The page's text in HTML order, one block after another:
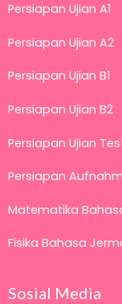
Persiapan Ujian A1
Persiapan Ujian A2
Persiapan Ujian B1
Persiapan Ujian B2
Persiapan Ujian
Persiapan
Matematika
Fisika Bahasa
Sosial Media